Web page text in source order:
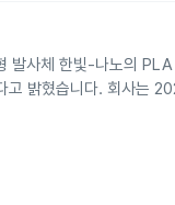
사체 한빛-나노의
밝혔습니다. 회사는